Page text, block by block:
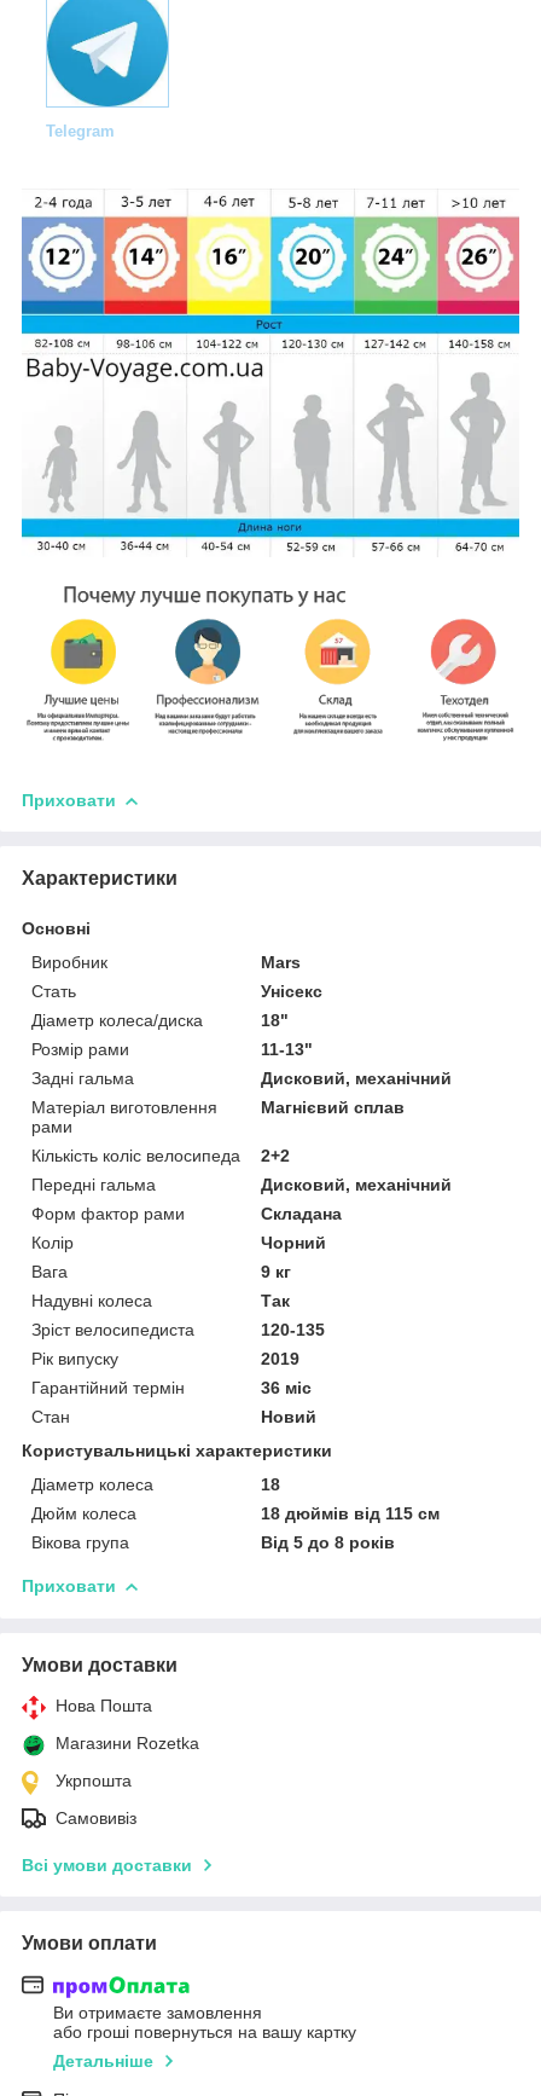
Telegram
Приховати
Характеристики
Основні
Виробник
Mars
Стать
Унісекс
Діаметр колеса/диска
18"
Розмір рами
11-13"
Задні гальма
Дисковий, механічний
Матеріал виготовлення
рами
Магнієвий сплав
Кількість коліс велосипеда
2+2
Передні гальма
Дисковий, механічний
Форм фактор рами
Складана
Колір
Чорний
Вага
9 кг
Надувні колеса
Так
Зріст велосипедиста
120-135
Рік випуску
2019
Гарантійний термін
36 міс
Стан
Новий
Користувальницькі характеристики
Діаметр колеса
18
Дюйм колеса
18 дюймів від 115 см
Вікова група
Від 5 до 8 років
Приховати
Умови доставки
Нова Пошта
Магазини Rozetka
Укрпошта
Самовивіз
Всі умови доставки
Умови оплати
Ви отримаєте замовлення
або гроші повернуться на вашу картку
Детальніше